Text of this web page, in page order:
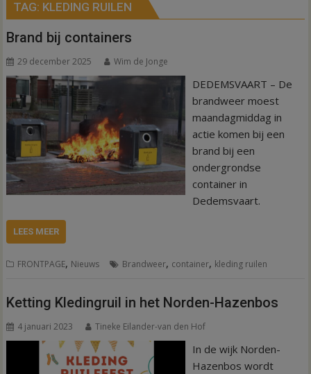
TAG: KLEDING RUILEN
Brand bij containers
29 december 2025 Wim de Jonge
DEDEMSVAART – De
brandweer moest
maandagmiddag in
actie komen bij een
brand bij een
ondergrondse
container in
Dedemsvaart.
LEES MEER
FRONTPAGE, Nieuws Brandweer, container, kleding ruilen
Ketting Kledingruil in het Norden-Hazenbos
4 januari 2023 Tineke Eilander-van den Hof
In de wijk Norden-
Hazenbos wordt